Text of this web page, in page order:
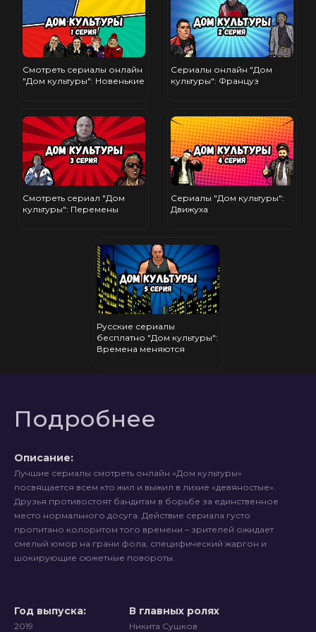
Смотреть сериалы онлайн
"Дом культуры": Новенькие
Сериалы онлайн "Дом
культуры": Француз
Смотреть сериал "Дом
культуры": Перемены
Сериалы "Дом культуры":
Движуха
Русские сериалы
бесплатно "Дом культуры":
Времена меняются
Подробнее
Описание:
Лучшие сериалы смотреть онлайн «Дом культуры»
посвящается всем кто жил и выжил в лихие «девяностые».
Друзья противостоят бандитам в борьбе за единственное
место нормального досуга. Действие сериала густо
пропитано колоритом того времени – зрителей ожидает
смелый юмор на грани фола, специфический жаргон и
шокирующие сюжетные повороты.
Год выпуска:
2019
В главных ролях
Никита Сушков